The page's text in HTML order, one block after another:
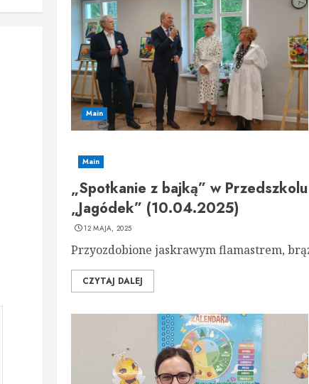
Main
Main
„Spotkanie z bajką” w
„Jagódek” (10.04.2025)
12 MAJA, 2025
Przyozdobione jaskrawym flamastrem,
CZYTAJ DALEJ